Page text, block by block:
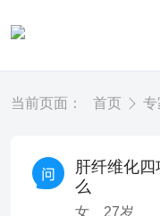
当前页面： 首页 专
肝纤维化
么
女 27岁